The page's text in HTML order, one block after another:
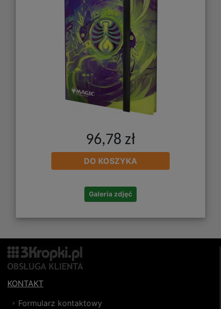
96,78 zł
DO KOSZYKA
Galeria zdjęć
KONTAKT
Formularz kontaktowy